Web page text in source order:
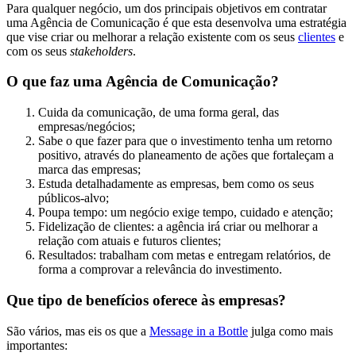
Para qualquer negócio, um dos principais objetivos em contratar
uma Agência de Comunicação é que esta desenvolva uma estratégia
que vise criar ou melhorar a relação existente com os seus clientes e
com os seus stakeholders.
O que faz uma Agência de Comunicação?
Cuida da comunicação, de uma forma geral, das
empresas/negócios;
Sabe o que fazer para que o investimento tenha um retorno
positivo, através do planeamento de ações que fortaleçam a
marca das empresas;
Estuda detalhadamente as empresas, bem como os seus
públicos-alvo;
Poupa tempo: um negócio exige tempo, cuidado e atenção;
Fidelização de clientes: a agência irá criar ou melhorar a
relação com atuais e futuros clientes;
Resultados: trabalham com metas e entregam relatórios, de
forma a comprovar a relevância do investimento.
Que tipo de benefícios oferece às empresas?
São vários, mas eis os que a Message in a Bottle julga como mais
importantes: